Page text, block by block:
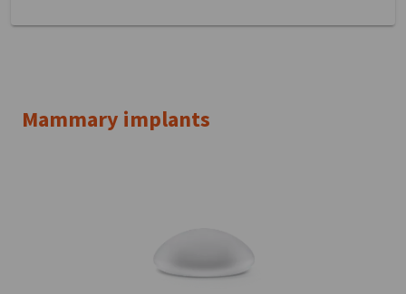
Mammary implants